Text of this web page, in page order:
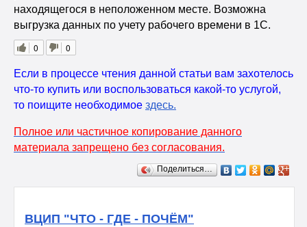
находящегося в неположенном месте. Возможна
выгрузка данных по учету рабочего времени в 1С.
0
0
Если в процессе чтения данной статьи вам захотелось
что-то купить или воспользоваться какой-то услугой,
то поищите необходимое здесь.
Полное или частичное копирование данного
материала запрещено без согласования.
Поделиться…
ВЦИП "ЧТО - ГДЕ - ПОЧЁМ"